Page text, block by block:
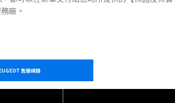
廠。
售服網路